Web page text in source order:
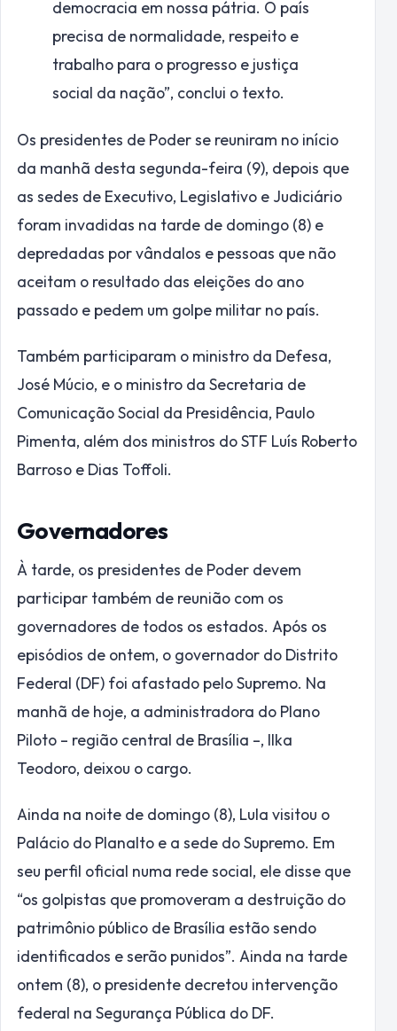
democracia em nossa pátria. O país
precisa de normalidade, respeito e
trabalho para o progresso e justiça
social da nação”, conclui o texto.
Os presidentes de Poder se reuniram no início
da manhã desta segunda-feira (9), depois que
as sedes de Executivo, Legislativo e Judiciário
foram invadidas na tarde de domingo (8) e
depredadas por vândalos e pessoas que não
aceitam o resultado das eleições do ano
passado e pedem um golpe militar no país.
Também participaram o ministro da Defesa,
José Múcio, e o ministro da Secretaria de
Comunicação Social da Presidência, Paulo
Pimenta, além dos ministros do STF Luís Roberto
Barroso e Dias Toffoli.
Governadores
À tarde, os presidentes de Poder devem
participar também de reunião com os
governadores de todos os estados. Após os
episódios de ontem, o governador do Distrito
Federal (DF) foi afastado pelo Supremo. Na
manhã de hoje, a administradora do Plano
Piloto – região central de Brasília –, Ilka
Teodoro, deixou o cargo.
Ainda na noite de domingo (8), Lula visitou o
Palácio do Planalto e a sede do Supremo. Em
seu perfil oficial numa rede social, ele disse que
“os golpistas que promoveram a destruição do
patrimônio público de Brasília estão sendo
identificados e serão punidos”. Ainda na tarde
ontem (8), o presidente decretou intervenção
federal na Segurança Pública do DF.